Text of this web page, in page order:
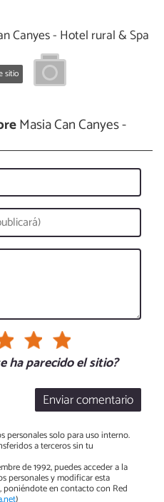
Canyes - Hotel rural & Spa
sitio
Masia Can Canyes -
ha parecido el sitio?
Enviar comentario
personales solo para uso interno.
a terceros sin tu
de 1992, puedes acceder a la
personales y modificar esta
en contacto con Red